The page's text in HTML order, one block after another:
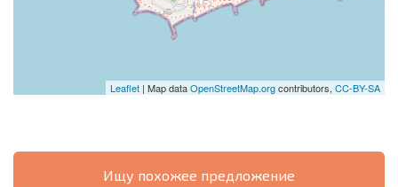
Leaflet | Map dataOpenStreetMap.orgcontributors, CC-BY-SA
Ищу похожее предложение